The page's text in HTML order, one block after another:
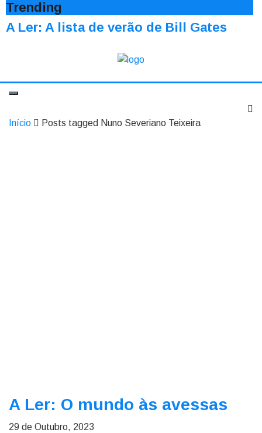
Trending
A Ler: A lista de verão de Bill Gates
Início Posts tagged Nuno Severiano Teixeira
A Ler: O mundo às avessas
29 de Outubro, 2023